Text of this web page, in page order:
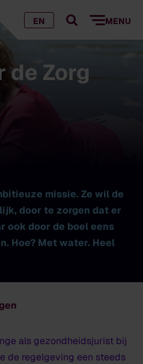
EN MENU
de Zorg
missie. Ze wil de
door te zorgen dat er
ook door de boel eens
Hoe? Met water. Heel
als gezondheidsjurist bij
de regelgeving een steeds